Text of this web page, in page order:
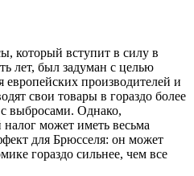
который вступит в силу в
лет, был задуман с целью
европейских производителей и
свои товары в гораздо более
выбросами. Однако,
может иметь весьма
для Брюсселя: он может
гораздо сильнее, чем все